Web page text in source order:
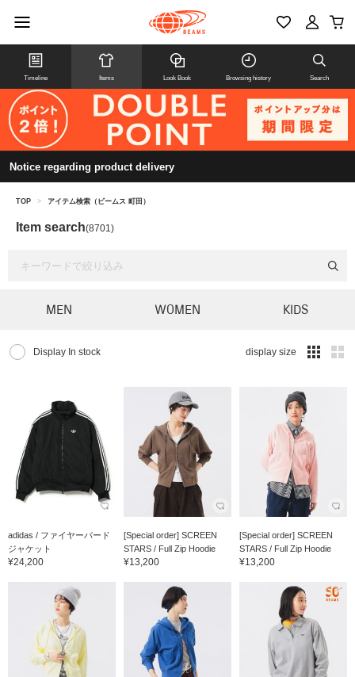
Timeline Items Look Book Browsing history Search
Notice regarding product delivery
TOP > アイテム検索（ビームス 町田）
Item search(8701)
MEN WOMEN KIDS
Display In stock display size
adidas / ファイヤーバード
ジャケット
¥24,200
[Special order] SCREEN
STARS / Full Zip Hoodie
¥13,200
[Special order] SCREEN
STARS / Full Zip Hoodie
¥13,200